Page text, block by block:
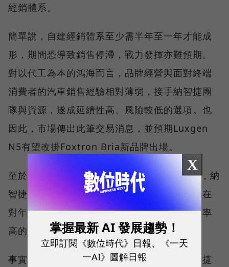
經銷體系。
簡單說，自建經銷體系至少需半年至一年才能成
形，期間恐導致銷售停滯，戰力發揮亦難預期。
對以代工為本的鴻海而言，品牌經營與面對終端
消費者的汽車銷售經驗相對薄弱，接手納智捷團
隊與資源，遂成延續性高、風險較低的選項。也
因此，市場傳出此筆交易消息，並預期Luxgen
N5有望改掛Foxtron Bria新品牌出場。
至於品牌，裕隆古董車收藏家Jimmy wu指出，納
智捷在老一輩是很重要地位的品牌，但可惜現在
對年輕人只記得它的不好，例如價格高跟故障率
高的刻板印象。
事實上，就連裕隆員工也坦言指出，經營納智捷
X
掌握最新 AI 發展趨勢！
立即訂閱《數位時代》日報、《一天
一AI》圖解日報